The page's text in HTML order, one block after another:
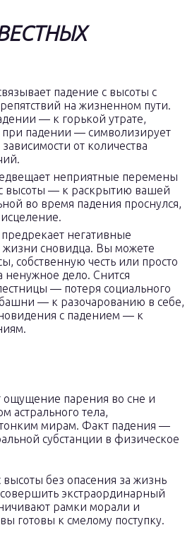
падение с высоты с
на жизненном пути.
— к горькой утрате,
при падении — символизирует
от количества
неприятные перемены
с высоты — к раскрытию вашей
во время падения проснулся,
негативные
жизни сновидца. Вы можете
собственную честь или просто
ненужное дело. Снится
— потеря социального
башни — к разочарованию в себе,
с падением — к
ощущение парения во сне и
астрального тела,
мирам. Факт падения —
субстанции в физическое
высоты без опасения за жизнь
совершить экстраординарный
рамки морали и
готовы к смелому поступку.